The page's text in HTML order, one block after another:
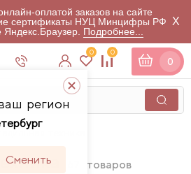
оплатой заказов на сайте
сертификаты НУЦ Минцифры РФ
Яндекс.Браузер. Подробнее...
X
регион
Сменить
0 0
0
техника
товаров